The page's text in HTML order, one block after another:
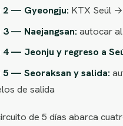
2 — Gyeongju: KTX Seúl
3 — Naejangsan: autocar
4 — Jeonju y regreso a
5 — Seoraksan y salida:
de salida
de 5 días abarca